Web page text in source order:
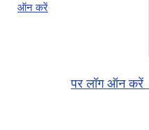
ऑन करें
पर लॉग ऑन करें